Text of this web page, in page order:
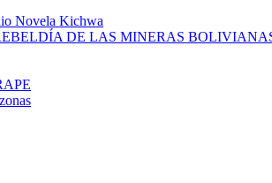
Novela Kichwa
DE LAS MINERAS